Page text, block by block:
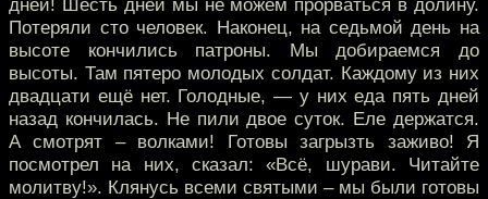
дней! Шесть дней мы не можем прорваться в долину.
Потеряли сто человек. Наконец, на седьмой день на
высоте кончились патроны. Мы добираемся до
высоты. Там пятеро молодых солдат. Каждому из них
двадцати ещё нет. Голодные, — у них еда пять дней
назад кончилась. Не пили двое суток. Еле держатся.
А смотрят – волками! Готовы загрызть заживо! Я
посмотрел на них, сказал: «Всё, шурави. Читайте
молитву!». Клянусь всеми святыми – мы были готовы